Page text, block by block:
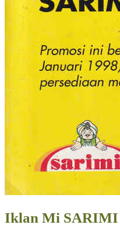
Iklan Mi SARIMI